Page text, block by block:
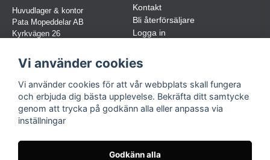
Huvudlager & kontor
Pata Mopeddelar AB
Kyrkvägen 26
(OBS. Endast förbokade besök)
Org.nr:
559030-5248
Jur. namn: Pata Mopeddelar AB
Kontakt
Bli återförsäljare
Logga in
Följ oss
Vi använder cookies
Vi använder cookies för att vår webbplats skall fungera
och erbjuda dig bästa upplevelse. Bekräfta ditt samtycke
genom att trycka på godkänn alla eller anpassa via
inställningar
Godkänn alla